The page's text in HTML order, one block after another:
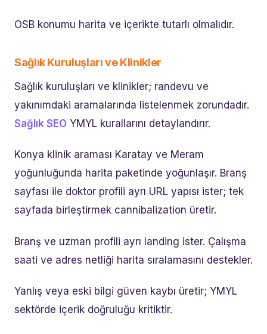
OSB konumu harita ve içerikte tutarlı olmalıdır.
Sağlık Kuruluşları ve Klinikler
Sağlık kuruluşları ve klinikler; randevu ve
yakınımdaki aramalarında listelenmek zorundadır.
Sağlık SEO YMYL kurallarını detaylandırır.
Konya klinik araması Karatay ve Meram
yoğunluğunda harita paketinde yoğunlaşır. Branş
sayfası ile doktor profili ayrı URL yapısı ister; tek
sayfada birleştirmek cannibalization üretir.
Branş ve uzman profili ayrı landing ister. Çalışma
saati ve adres netliği harita sıralamasını destekler.
Yanlış veya eski bilgi güven kaybı üretir; YMYL
sektörde içerik doğruluğu kritiktir.